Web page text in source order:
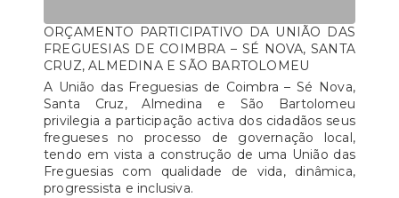
ORÇAMENTO PARTICIPATIVO DA UNIÃO DAS
FREGUESIAS DE COIMBRA – SÉ NOVA, SANTA
CRUZ, ALMEDINA E SÃO BARTOLOMEU
A União das Freguesias de Coimbra – Sé Nova,
Santa Cruz, Almedina e São Bartolomeu
privilegia a participação activa dos cidadãos seus
fregueses no processo de governação local,
tendo em vista a construção de uma União das
Freguesias com qualidade de vida, dinâmica,
progressista e inclusiva.